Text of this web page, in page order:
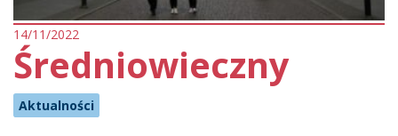
14/11/2022
Średniowieczny
Aktualności